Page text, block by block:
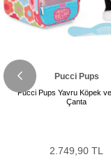
Pucci Pups
Pucci Pups Yavru Köpek
Çanta
2.749,90 TL